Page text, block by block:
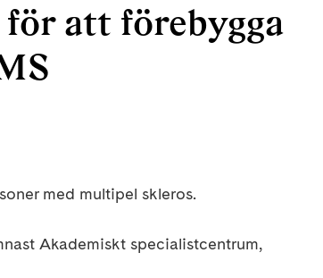
att förebygga
med multipel skleros.
Akademiskt specialistcentrum,